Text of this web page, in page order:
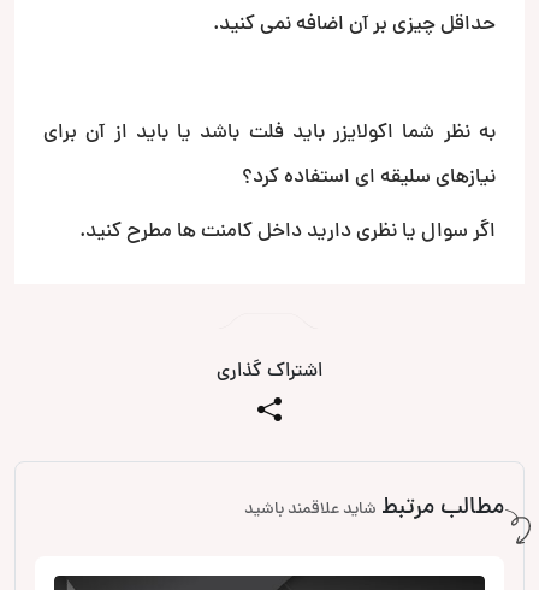
حداقل چیزی بر آن اضافه نمی کنید.
به نظر شما اکولایزر باید فلت باشد یا باید از آن برای
نیازهای سلیقه ای استفاده کرد؟
اگر سوال یا نظری دارید داخل کامنت ها مطرح کنید.
اشتراک گذاری
مطالب مرتبط شاید علاقمند باشید